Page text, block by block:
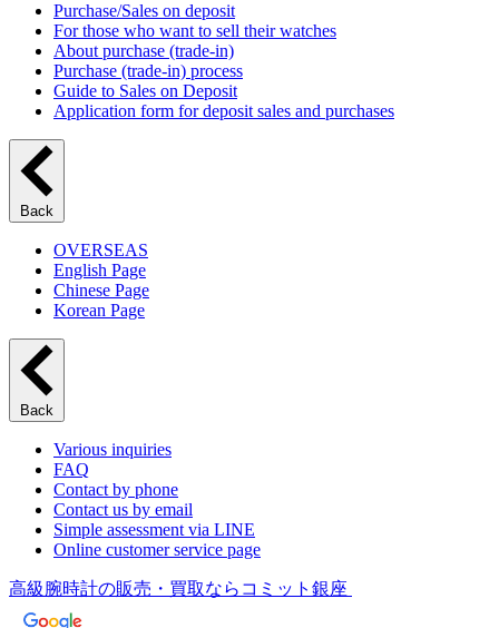
Purchase/Sales on deposit
For those who want to sell their watches
About purchase (trade-in)
Purchase (trade-in) process
Guide to Sales on Deposit
Application form for deposit sales and purchases
Back
OVERSEAS
English Page
Chinese Page
Korean Page
Back
Various inquiries
FAQ
Contact by phone
Contact us by email
Simple assessment via LINE
Online customer service page
高級腕時計の販売・買取ならコミット銀座